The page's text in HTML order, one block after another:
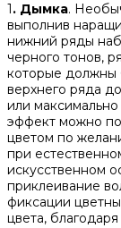
1 . Дымка.
выполнив
нижний ряды
черного тонов,
которые должны
верхнего ряда
или
эффект можно
цветом по
при
искусственном
приклеивание
фиксации
цвета,